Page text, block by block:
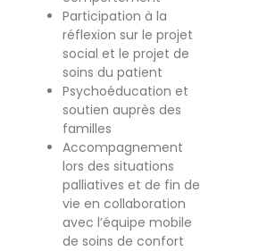
Participation à la
réflexion sur le projet
social et le projet de
soins du patient
Psychoéducation et
soutien auprès des
familles
Accompagnement
lors des situations
palliatives et de fin de
vie en collaboration
avec l’équipe mobile
de soins de confort